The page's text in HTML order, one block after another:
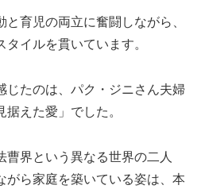
育児の両立に奮闘しながら、
イルを貫いています。
じたのは、パク・ジニさん夫婦
えた愛」でした。
界という異なる世界の二人
がら家庭を築いている姿は、本